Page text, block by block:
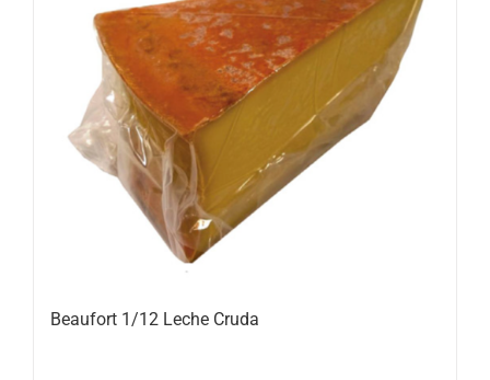
Beaufort 1/12 Leche Cruda